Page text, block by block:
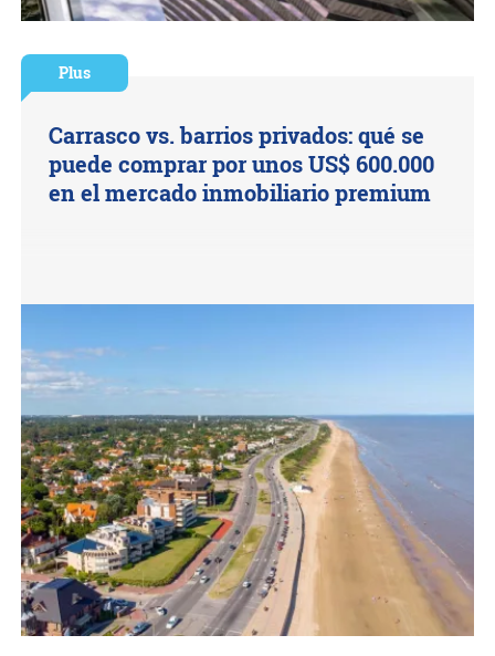
Plus
Carrasco vs. barrios privados: qué se
puede comprar por unos US$ 600.000
en el mercado inmobiliario premium